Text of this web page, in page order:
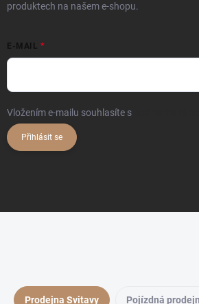
produktech na našem e-shopu.
E-MAIL
Vložením e-mailu souhlasíte s
Přihlásit se
Prodejna Svitavy Pojízdná